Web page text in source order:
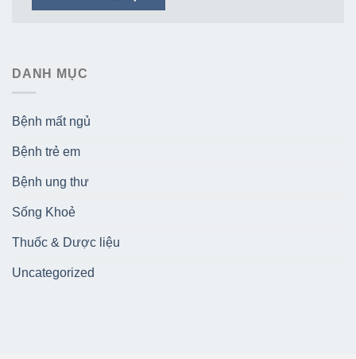
DANH MỤC
Bệnh mất ngủ
Bệnh trẻ em
Bệnh ung thư
Sống Khoẻ
Thuốc & Dược liệu
Uncategorized